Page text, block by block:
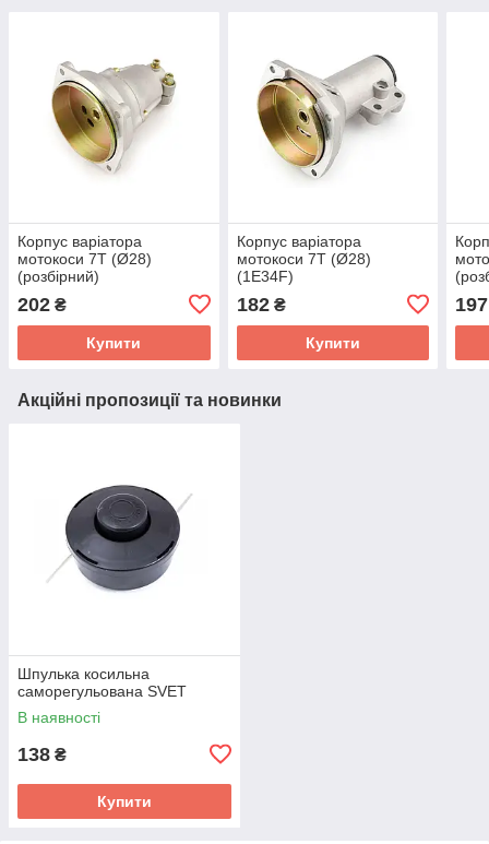
Корпус варіатора
мотокоси 7T (Ø28)
(розбірний)
202 ₴
Купити
Корпус варіатора
мотокоси 7T (Ø28)
(1E34F)
182₴
Купити
197
Акційні пропозиції та новинки
Шпулька косильна
саморегульована SVET
В наявності
138 ₴
Купити